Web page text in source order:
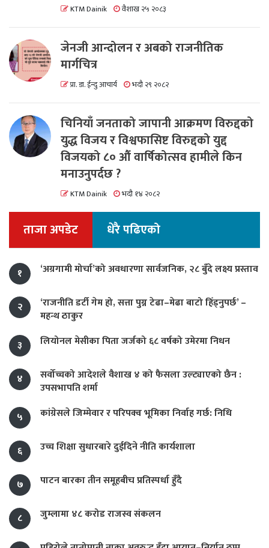
KTM Dainik वैशाख २५ २०८३
जेनजी आन्दोलन र अबको राजनीतिक
मार्गचित्र
प्रा. डा. ईन्दु आचार्य भदौ २९ २०८२
चिनियाँ जनताको जापानी आक्रमण विरुद्दको
युद्ध विजय र विश्वफासिष्ट विरुद्दको युद्द
विजयको ८० औं वार्षिकोत्सव हामीले किन
मनाउनुपर्दछ ?
KTM Dainik भदौ १४ २०८२
ताजा अपडेट धेरै पढिएको
१ ‘अग्रगामी मोर्चा’को अवधारणा सार्वजनिक, २८ बुँदे लक्ष्य प्रस्ताव
२
‘राजनीति डर्टी गेम हो, सत्ता पुग्न टेढा–मेढा बाटो हिँड्नुपर्छ’ –
महन्थ ठाकुर
३
लियोनल मेसीका पिता जर्जको ६८ वर्षको उमेरमा निधन
४
सर्वोच्चको आदेशले वैशाख ४ को फैसला उल्ट्याएको छैन :
उपसभापति शर्मा
५
कांग्रेसले जिम्मेवार र परिपक्व भूमिका निर्वाह गर्छ: निधि
६ उच्च शिक्षा सुधारबारे दुईदिने नीति कार्यशाला
७ पाटन बारका तीन समूहबीच प्रतिस्पर्धा हुँदै
८ जुम्लामा ४८ करोड राजस्व संकलन